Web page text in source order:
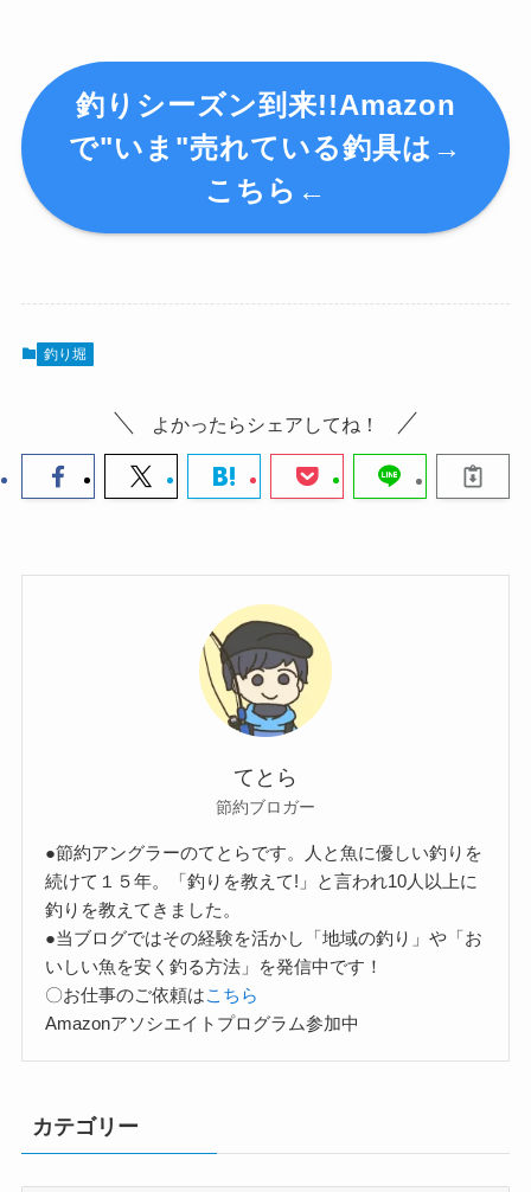
釣りシーズン到来!!Amazon
で"いま"売れている釣具は→
こちら←
釣り堀
よかったらシェアしてね！
てとら
節約ブロガー
●節約アングラーのてとらです。人と魚に優しい釣りを
続けて１５年。「釣りを教えて!」と言われ10人以上に
釣りを教えてきました。
●当ブログではその経験を活かし「地域の釣り」や「お
いしい魚を安く釣る方法」を発信中です！
〇お仕事のご依頼はこちら
Amazonアソシエイトプログラム参加中
カテゴリー